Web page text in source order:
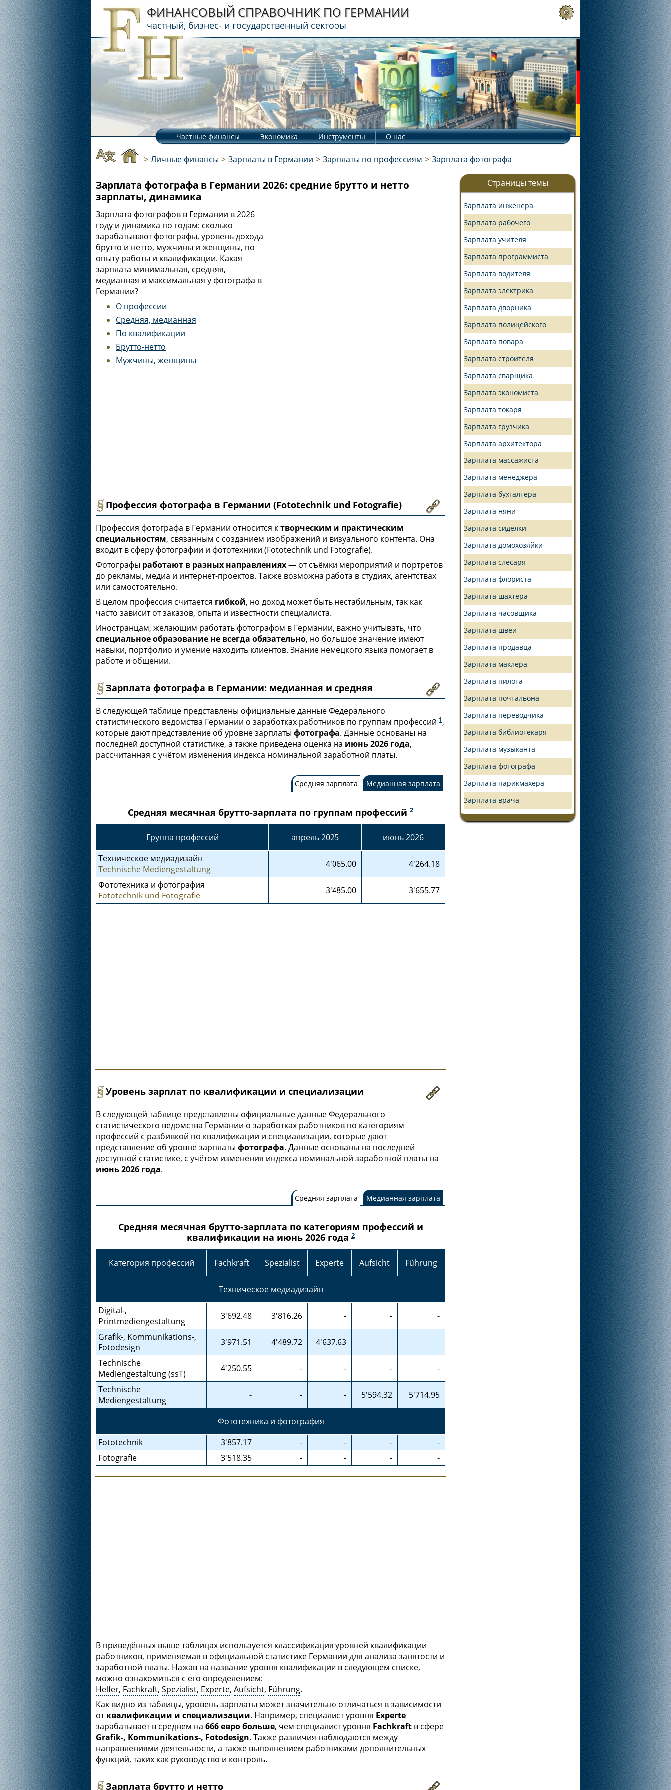
ФИНАНСОВЫЙ СПРАВОЧНИК ПО ГЕРМАНИИ
частный, бизнес- и государственный секторы
Частные финансы Экономика Инструменты О нас
> Личные финансы > Зарплаты в Германии > Зарплаты по профессиям > Зарплата фотографа
Зарплата фотографа в Германии 2026: средние брутто и нетто
зарплаты, динамика
Зарплата фотографов в Германии в 2026
году и динамика по годам: сколько
зарабатывают фотографы, уровень дохода
брутто и нетто, мужчины и женщины, по
опыту работы и квалификации. Какая
зарплата минимальная, средняя,
медианная и максимальная у фотографа в
Германии?
О профессии
Средняя, медианная
По квалификации
Брутто-нетто
Мужчины, женщины
Профессия фотографа в Германии (Fototechnik und Fotografie)
Профессия фотографа в Германии относится ктворческим и практическим
специальностям, связанным с созданием изображений и визуального контента. Она
входит в сферу фотографии и фототехники (Fototechnik und Fotografie).
Фотографы работают в разных направлениях— от съёмки мероприятий и портретов
до рекламы, медиа и интернет-проектов. Также возможна работа в студиях, агентствах
или самостоятельно.
В целом профессия считается гибкой, но доход может быть нестабильным, так как
часто зависит от заказов, опыта и известности специалиста.
Иностранцам, желающим работать фотографом в Германии, важно учитывать, что
специальное образование не всегда обязательно, но большое значение имеют
навыки, портфолио и умение находить клиентов. Знание немецкого языка помогает в
работе и общении.
Зарплата фотографа в Германии: медианная и средняя
В следующей таблице представлены официальные данные Федерального
статистического ведомства Германии о заработках работников по группам профессий 1,
которые дают представление об уровне зарплаты фотографа. Данные основаны на
последней доступной статистике, а также приведена оценка на июнь 2026 года,
рассчитанная с учётом изменения индекса номинальной заработной платы.
Средняя зарплата Медианная зарплата
Средняя месячная брутто-зарплата по группам профессий 2
Группа профессий апрель 2025
июнь 2026
Техническое медиадизайн
Technische Mediengestaltung
4'065.00
4'264.18
Фототехника и фотография
Fototechnik und Fotografie
3'485.00 3'655.77
Уровень зарплат по квалификации и специализации
В следующей таблице представлены официальные данные Федерального
статистического ведомства Германии о заработках работников по категориям
профессий с разбивкой по квалификации и специализации, которые дают
представление об уровне зарплаты фотографа. Данные основаны на последней
доступной статистике, с учётом изменения индекса номинальной заработной платы на
июнь 2026 года.
Средняя зарплата Медианная зарплата
Средняя месячная брутто-зарплата по категориям профессий и
квалификации на июнь 2026 года2
Категория профессий Fachkraft Spezialist Experte Aufsicht Führung
Техническое медиадизайн
Digital-,
Printmediengestaltung
3'692.48 3'816.26 - -
-
Grafik-, Kommunikations-,
Fotodesign
3'971.51 4'489.72 4'637.63 -
-
Technische
Mediengestaltung (ssT)
4'250.55 - - -
-
Technische
Mediengestaltung
- - - 5'594.32 5'714.95
Фототехника и фотография
Fototechnik
3'857.17 - - -
-
Fotografie
3'518.35 - - - -
В приведённых выше таблицах используется классификация уровней квалификации
работников, применяемая в официальной статистике Германии для анализа занятости и
заработной платы. Нажав на название уровня квалификации в следующем списке,
можно ознакомиться с его определением:
Helfer, Fachkraft, Spezialist, Experte, Aufsicht, Führung.
Как видно из таблицы, уровень зарплаты может значительно отличаться в зависимости
отквалификации и специализации. Например, специалист уровня Experte
зарабатывает в среднем на 666 евро больше, чем специалист уровня Fachkraft в сфере
Grafik-, Kommunikations-, Fotodesign. Также различия наблюдаются между
направлениями деятельности, а также выполнением работниками дополнительных
функций, таких как руководство и контроль.
Зарплата брутто и нетто
Страницы темы
Зарплата инженера
Зарплата рабочего
Зарплата учителя
Зарплата программиста
Зарплата водителя
Зарплата электрика
Зарплата дворника
Зарплата полицейского
Зарплата повара
Зарплата строителя
Зарплата сварщика
Зарплата экономиста
Зарплата токаря
Зарплата грузчика
Зарплата архитектора
Зарплата массажиста
Зарплата менеджера
Зарплата бухгалтера
Зарплата няни
Зарплата сиделки
Зарплата домохозяйки
Зарплата слесаря
Зарплата флориста
Зарплата шахтера
Зарплата часовщика
Зарплата швеи
Зарплата продавца
Зарплата маклера
Зарплата пилота
Зарплата почтальона
Зарплата переводчика
Зарплата библиотекаря
Зарплата музыканта
Зарплата фотографа
Зарплата парикмахера
Зарплата врача